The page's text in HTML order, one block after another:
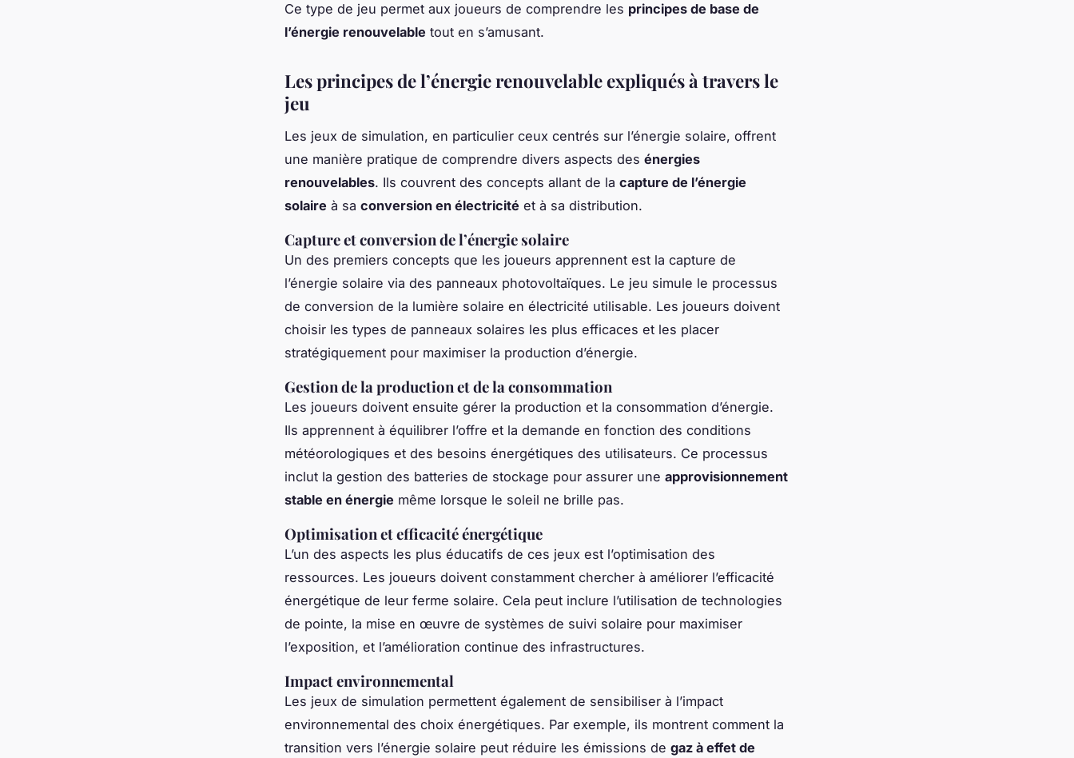
Ce type de jeu permet aux joueurs de comprendre les principes de base de
l’énergie renouvelable tout en s’amusant.
Les principes de l’énergie renouvelable expliqués à travers le
jeu
Les jeux de simulation, en particulier ceux centrés sur l’énergie solaire, offrent
une manière pratique de comprendre divers aspects des énergies
renouvelables. Ils couvrent des concepts allant de la capture de l’énergie
solaire à sa conversion en électricité et à sa distribution.
Capture et conversion de l’énergie solaire
Un des premiers concepts que les joueurs apprennent est la capture de
l’énergie solaire via des panneaux photovoltaïques. Le jeu simule le processus
de conversion de la lumière solaire en électricité utilisable. Les joueurs doivent
choisir les types de panneaux solaires les plus efficaces et les placer
stratégiquement pour maximiser la production d’énergie.
Gestion de la production et de la consommation
Les joueurs doivent ensuite gérer la production et la consommation d’énergie.
Ils apprennent à équilibrer l’offre et la demande en fonction des conditions
météorologiques et des besoins énergétiques des utilisateurs. Ce processus
inclut la gestion des batteries de stockage pour assurer une approvisionnement
stable en énergie même lorsque le soleil ne brille pas.
Optimisation et efficacité énergétique
L’un des aspects les plus éducatifs de ces jeux est l’optimisation des
ressources. Les joueurs doivent constamment chercher à améliorer l’efficacité
énergétique de leur ferme solaire. Cela peut inclure l’utilisation de technologies
de pointe, la mise en œuvre de systèmes de suivi solaire pour maximiser
l’exposition, et l’amélioration continue des infrastructures.
Impact environnemental
Les jeux de simulation permettent également de sensibiliser à l’impact
environnemental des choix énergétiques. Par exemple, ils montrent comment la
transition vers l’énergie solaire peut réduire les émissions de gaz à effet de